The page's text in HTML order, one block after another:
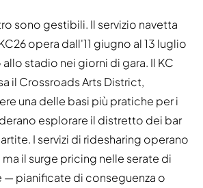
sono gestibili. Il servizio navetta
opera dall'11 giugno al 13 luglio
stadio nei giorni di gara. Il KC
il Crossroads Arts District,
una delle basi più pratiche per i
esplorare il distretto dei bar
I servizi di ridesharing operano
il surge pricing nelle serate di
— pianificate di conseguenza o